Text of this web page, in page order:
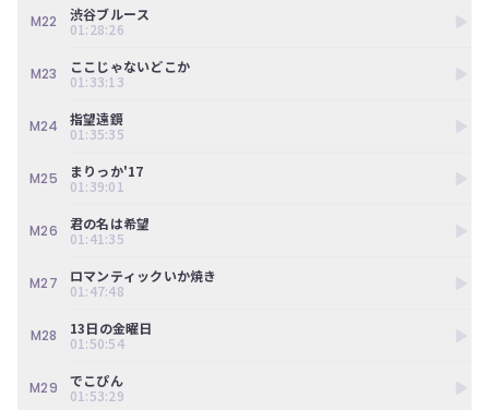
M22
渋谷ブルース
01:28:26
M23
ここじゃないどこか
01:33:13
M24
指望遠鏡
01:35:35
M25
まりっか'17
01:39:01
M26
君の名は希望
01:41:35
M27
ロマンティックいか焼き
01:47:48
M28
13日の金曜日
01:50:54
M29
でこぴん
01:53:29